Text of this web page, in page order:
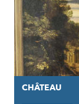
CHÂTEAU